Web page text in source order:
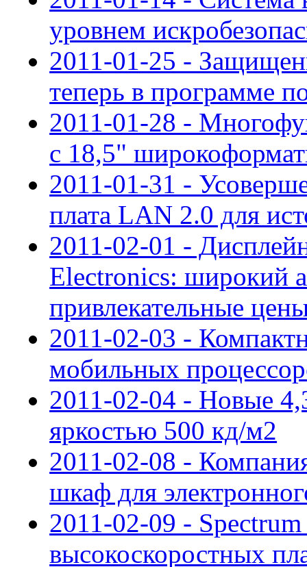
уровнем
2011-01-25 -
теперь в программе
2011-01-28 -
с 18,5"
2011-01-31 -
плата LAN 2.0 для
2011-02-01 -
Electronics: широкий
привлекательные
2011-02-03 -
мобильных
2011-02-04 - Новые
яркостью 500 кд/м2
2011-02-08 -
шкаф для
2011-02-09 -
высокоскоростных